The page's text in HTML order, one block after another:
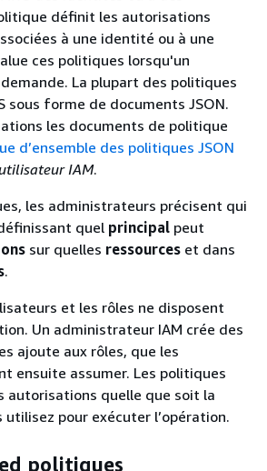
définit les autorisations
à une identité ou à une
ces politiques lorsqu'un
La plupart des politiques
sous forme de documents JSON.
les documents de politique
d’ensemble des politiques JSON
IAM.
les administrateurs précisent qui
quel principal peut
sur quelles ressources et dans
.
et les rôles ne disposent
Un administrateur IAM crée des
ajoute aux rôles, que les
ensuite assumer. Les politiques
autorisations quelle que soit la
utilisez pour exécuter l’opération.
politiques